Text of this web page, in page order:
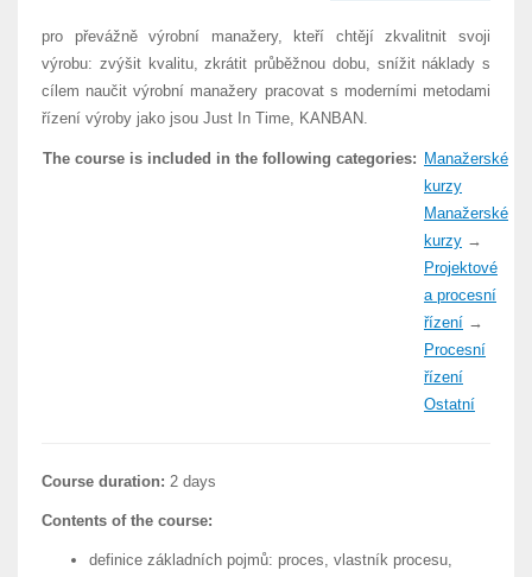
pro převážně výrobní manažery, kteří chtějí zkvalitnit svoji
výrobu: zvýšit kvalitu, zkrátit průběžnou dobu, snížit náklady s
cílem naučit výrobní manažery pracovat s moderními metodami
řízení výroby jako jsou Just In Time, KANBAN.
The course is included in the following categories: Manažerské
kurzy
Manažerské
kurzy →
Projektové
a procesní
řízení →
Procesní
řízení
Ostatní
Course duration: 2 days
Contents of the course:
definice základních pojmů: proces, vlastník procesu,